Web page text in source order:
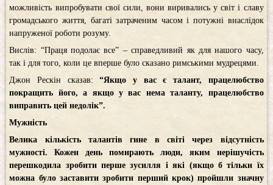
можливість випробувати свої сили, вони виривались у світ і славу
громадського життя, багаті затраченим часом і потужні внаслідок
напруженої роботи розуму.
Вислів: “Праця подолає все” – справедливий як для нашого часу,
так і для того, коли це вперше було сказано римськими мудрецями.
Джон Рескін сказав:“Якщо у вас є талант, працелюбство
покращить його, а якщо у вас нема таланту, працелюбство
виправить цей недолік”.
Мужність
Велика кількість талантів гине в світі через відсутність
мужності. Кожен день помирають люди, яким нерішучість
перешкодила зробити перше зусилля і які (якщо б тільки їх
можна було заставити зробити перший крок) пройшли значну